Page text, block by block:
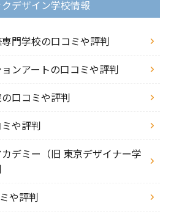
デザイン学校情報
門学校の口コミや評判
ンアートの口コミや評判
口コミや評判
や評判
デミー（旧 東京デザイナー学
や評判